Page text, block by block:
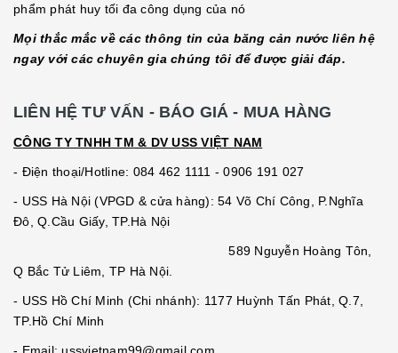
phẩm phát huy tối đa công dụng của nó
Mọi thắc mắc về các thông tin của băng cản nước liên hệ
ngay với các chuyên gia chúng tôi để được giải đáp.
LIÊN HỆ TƯ VẤN - BÁO GIÁ - MUA HÀNG
CÔNG TY TNHH TM & DV USS VIỆT NAM
- Điện thoại/Hotline: 084 462 1111 - 0906 191 027
- USS Hà Nội (VPGD & cửa hàng): 54 Võ Chí Công, P.Nghĩa
Đô, Q.Cầu Giấy, TP.Hà Nội
589 Nguyễn Hoàng Tôn,
Q Bắc Tử Liêm, TP Hà Nội.
- USS Hồ Chí Minh (Chi nhánh): 1177 Huỳnh Tấn Phát, Q.7,
TP.Hồ Chí Minh
- Email: ussvietnam99@gmail.com